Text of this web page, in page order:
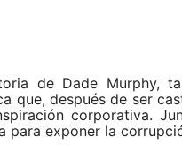
de Dade Murphy,
que, después de ser
corporativa.
para exponer la